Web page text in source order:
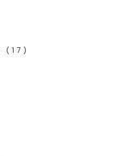
(17)